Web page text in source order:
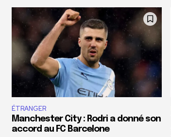
ÉTRANGER
Manchester City : Rodri a donné son
accord au FC Barcelone